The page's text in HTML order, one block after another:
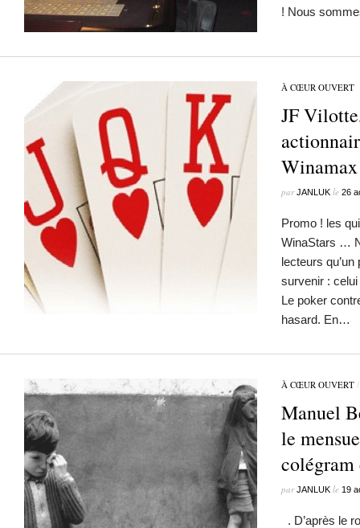
! Nous
À CŒUR OUVERT
JF
parJANLUK le 26
Promo ! les
WinaStars …
lecteurs
survenir :
Le poker
hasard. En…
À CŒUR OUVERT
Manuel
le
parJANLUK le 19
. D’après le